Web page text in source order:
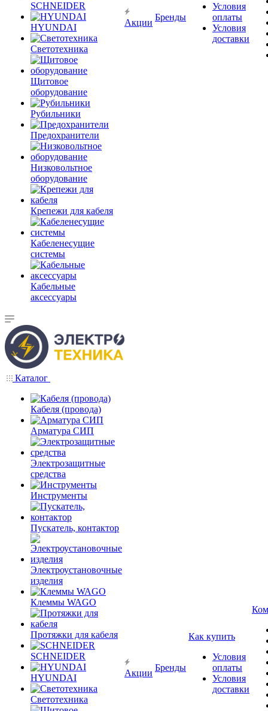
SCHNEIDER
HYUNDAI
Светотехника
Щитовое
оборудование
Рубильники
Предохранители
Низковольтное
оборудование
Крепежи для кабеля
Кабеленесущие
системы
Кабельные
аксессуары
Акции
Бренды
Условия
оплаты
Условия
доставки
Каталог
Кабеля (провода)
Арматура СИП
Электрозащитные
средства
Инструменты
Пускатель, контактор
Электроустановочные
изделия
Клеммы WAGO
Протяжки для кабеля
SCHNEIDER
HYUNDAI
Светотехника
Акции
Бренды
Как купить
Условия
оплаты
Условия
доставки